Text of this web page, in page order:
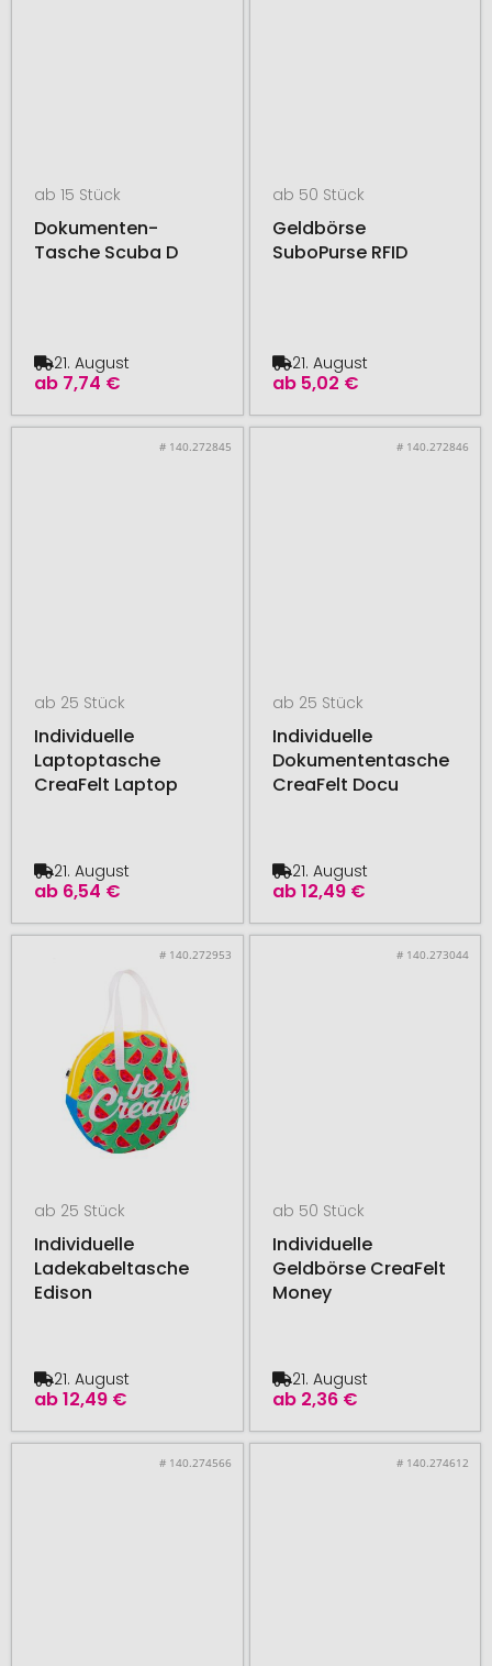
ab 15 Stück
Dokumenten-
Tasche Scuba D
ab 7,74 €
21. August
ab 50 Stück
Geldbörse
SuboPurse RFID
ab 5,02 €
21. August
# 140.272845
ab 25 Stück
Individuelle
Laptoptasche
CreaFelt Laptop
ab 6,54 €
21. August
# 140.272846
ab 25 Stück
Individuelle
Dokumententasche
CreaFelt Docu
ab12,49 €
21. August
# 140.272953
ab 25 Stück
Individuelle
Ladekabeltasche
Edison
ab12,49 €
21. August
# 140.273044
ab 50 Stück
Individuelle
Geldbörse CreaFelt
Money
ab 2,36 €
21. August
# 140.274566 # 140.274612